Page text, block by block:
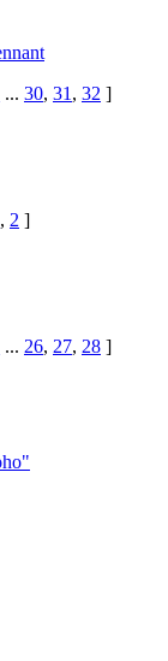
... 30, 31 , 32 ]
, 2 ]
... 26, 27, 28 ]